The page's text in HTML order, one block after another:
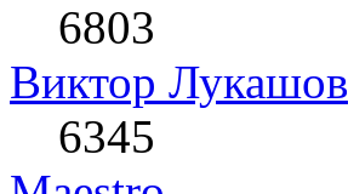
6803
Виктор Лукашов
6345